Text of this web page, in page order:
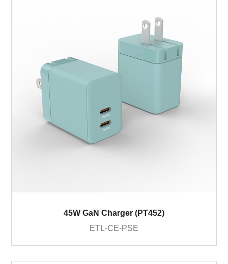
45W GaN Charger (PT452)
ETL-CE-PSE